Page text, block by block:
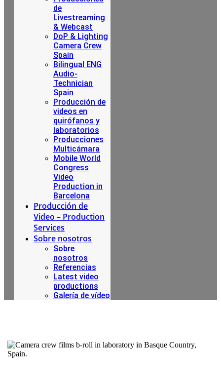
de
Livestreaming
& Webcast
DoP & Lighting
Camera Crew
Spain
Bilingual ENG
Audio-
Technician
Spain
Producción de
videos en
quirófanos y
laboratorios
Producciones
Multicámara
Mobile World
Congress
Video
Production in
Barcelona
Producción de
Video – Production
Services
Sobre nosotros
Sobre
nosotros
Referencias
Latest video
productions
Galería de vídeo